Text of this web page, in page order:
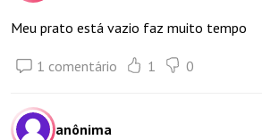
Meu prato está vazio faz muito tempo
1 comentário 1 0
anônima